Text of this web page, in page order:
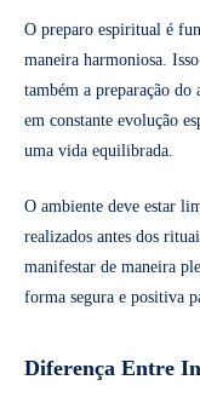
O preparo espiritual é
maneira harmoniosa.
também a preparação
em constante evolução
uma vida equilibrada.
O ambiente deve estar
realizados antes dos
manifestar de maneira
forma segura e positiva
Diferença Entre